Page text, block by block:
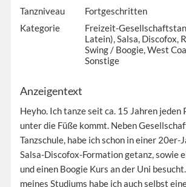
Tanzniveau
Fortgeschritten
Kategorie
Freizeit-
Latein), Salsa, Discofox,
Swing / Boogie, West
Sonstige
Anzeigentext
Heyho. Ich tanze seit ca. 15 Jahren jeden
unter die Füße kommt. Neben
Tanzschule, habe ich schon in einer 20er-
Salsa-Discofox-Formation getanz, sowie
und einen Boogie Kurs an der Uni
meines Studiums habe ich auch selbst